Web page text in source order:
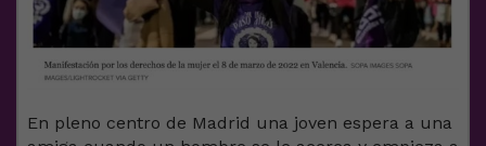
En pleno centro de Madrid una joven espera a una